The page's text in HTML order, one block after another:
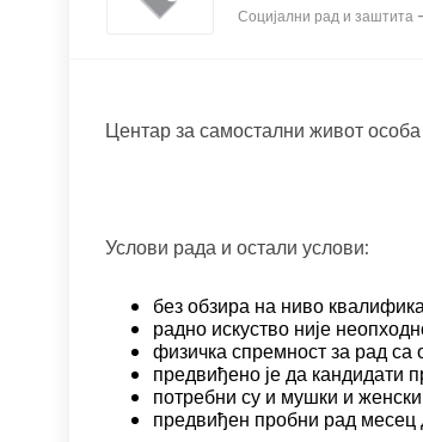
Социјални рад и заштита -
Центар за самостални живот
Услови рада и остали услови:
без обзира на ниво
радно искуство није
физичка спремност за рад
предвиђено је да кандидати
потребни су и мушки и
предвиђен пробни рад месец